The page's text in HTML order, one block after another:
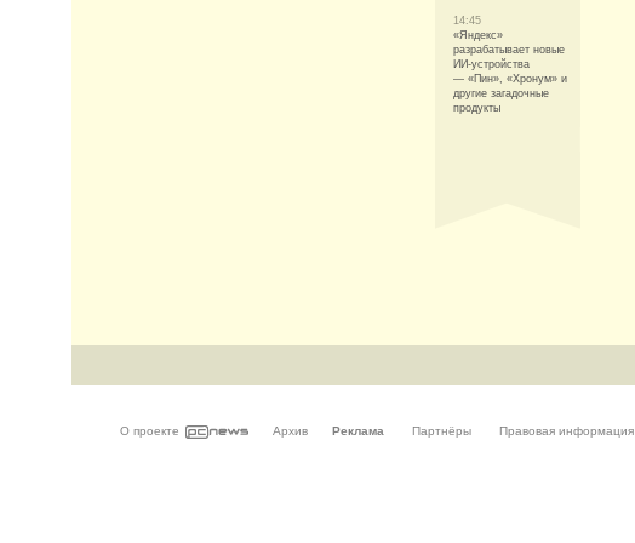
14:45
«Яндекс»
разрабатывает новые
ИИ-устройства
— «Пин», «Хронум» и
другие загадочные
продукты
О проекте Архив Реклама Партнёры Правовая информация